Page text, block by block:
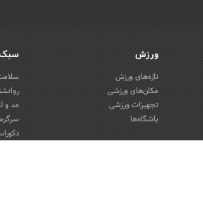
ورزش
تازه‌های ورزش
مکان‌های ورزشی
تجهیزات ورزشی
باشگاه‌ها
مد و